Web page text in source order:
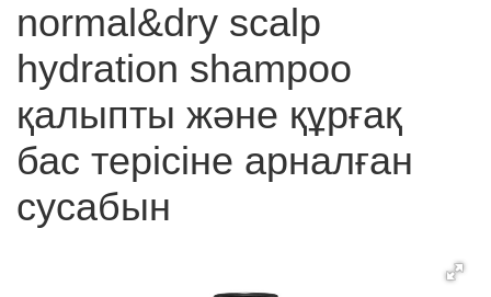
normal&dry scalp
hydration shampoo
қалыпты және құрғақ
бас терісіне арналған
сусабын